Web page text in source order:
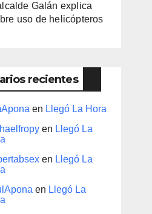
Galán explica
uso de helicópteros
recientes
en Llegó La Hora
en Llegó La
en Llegó La
en Llegó La